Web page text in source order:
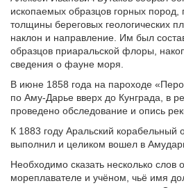
ископаемых образцов горных пород,
толщины береговых геологических
наклон и направление. Им был
образцов приаральской флоры,
сведения о фауне моря.
В июне 1858 года на пароходе
по Аму-Дарье вверх до Кунграда, в
проведено обследование и опись
К 1883 году Аральский корабельный
выполнил и целиком вошел в
Необходимо сказать несколько
мореплавателе и учёном, чьё имя